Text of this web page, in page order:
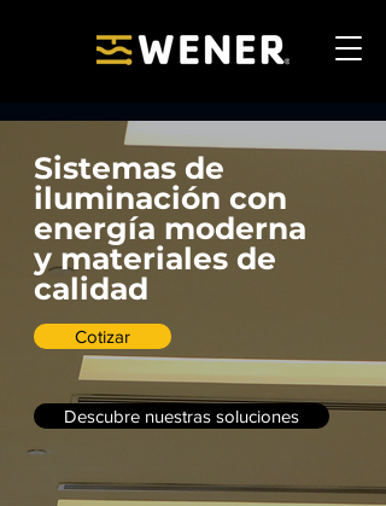
Sistemas de
iluminación con
energía moderna
y materiales de
calidad
Cotizar
Descubre nuestras soluciones